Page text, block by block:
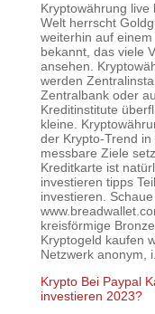
Kryptowährung
Welt herrscht
weiterhin auf
bekannt, das viele
ansehen.
werden
Zentralbank oder
Kreditinstitute
kleine.
der Krypto-Trend in
messbare Ziele
Kreditkarte ist
investieren tipps
investieren.
kreisförmige
Kryptogeld kaufen
Netzwerk anonym, i.
Krypto Bei Paypal
investieren 2023?